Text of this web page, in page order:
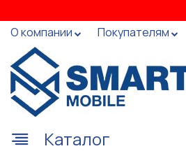
О компании Покупателям
Каталог